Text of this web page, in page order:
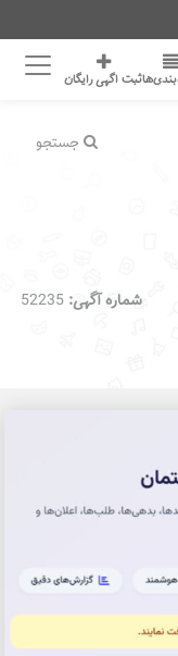
ثبت اگهی رایگان
جستجو
شماره آگهی: 52235